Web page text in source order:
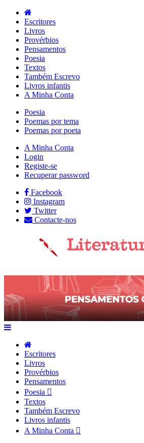
Escritores
Livros
Provérbios
Pensamentos
Poesia
Textos
Também Escrevo
Livros infantis
A Minha Conta
Poesia
Poemas por tema
Poemas por poeta
A Minha Conta
Login
Registe-se
Recuperar password
Facebook
Instagram
Twitter
Contacte-nos
Escritores
Livros
Provérbios
Pensamentos
Poesia
Textos
Também Escrevo
Livros infantis
A Minha Conta